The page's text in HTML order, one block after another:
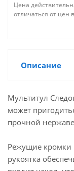
Цена
отличаться от цен
Описание
Мультитул
может
прочной
Режущие кромки
рукоятка